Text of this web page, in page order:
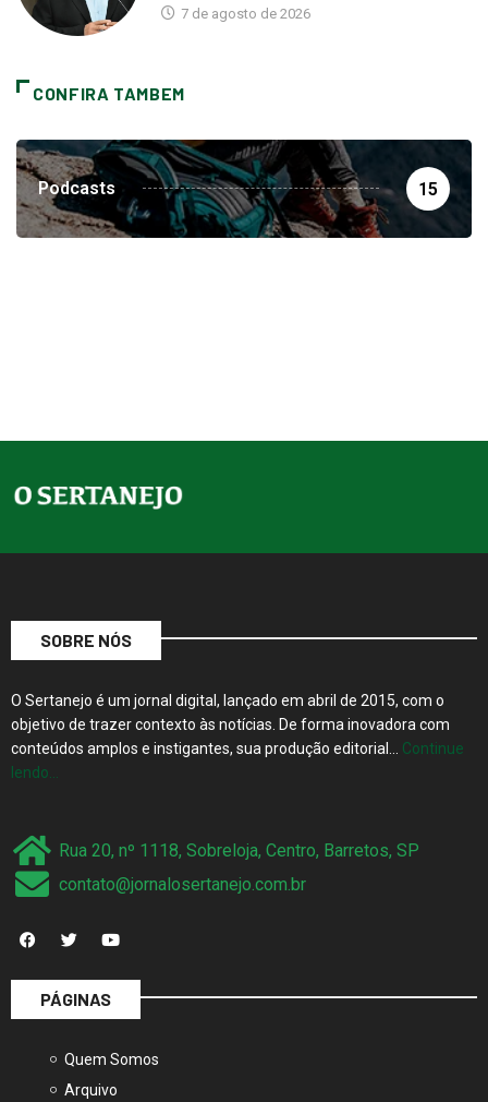
7 de agosto de 2026
CONFIRA TAMBEM
Podcasts 15
SOBRE NÓS
O Sertanejo é um jornal digital, lançado em abril de 2015, com o
objetivo de trazer contexto às notícias. De forma inovadora com
conteúdos amplos e instigantes, sua produção editorial… Continue
lendo…
Rua 20, nº 1118, Sobreloja, Centro, Barretos, SP
contato@jornalosertanejo.com.br
PÁGINAS
Quem Somos
Arquivo